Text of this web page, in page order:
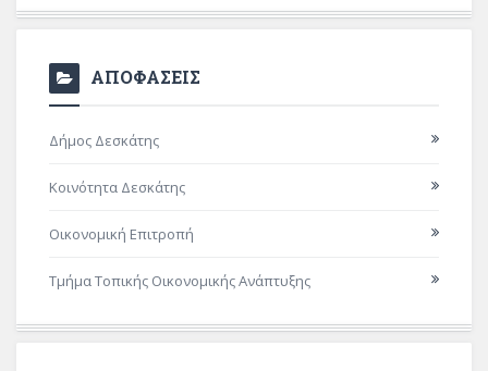
ΑΠΟΦΑΣΕΙΣ
Δήμος Δεσκάτης
Κοινότητα Δεσκάτης
Οικονομική Επιτροπή
Τμήμα Τοπικής Οικονομικής Ανάπτυξης